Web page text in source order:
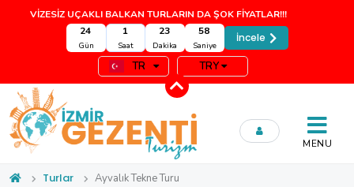
VİZESİZ UÇAKLI BALKAN TURLARIN DA ŞOK FİYATLAR!!!
24
Gün
1
Saat
23
Dakika
58
Saniye
İncele
TR TRY
MENU
Turlar
Ayvalık Tekne Turu